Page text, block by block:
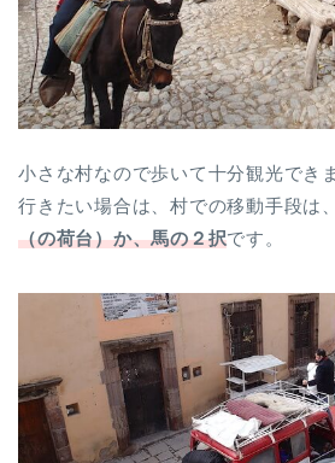
小さな村なので歩いて十分観光でき
行きたい場合は、村での移動手段は、
（の荷台）か、馬の２択です。